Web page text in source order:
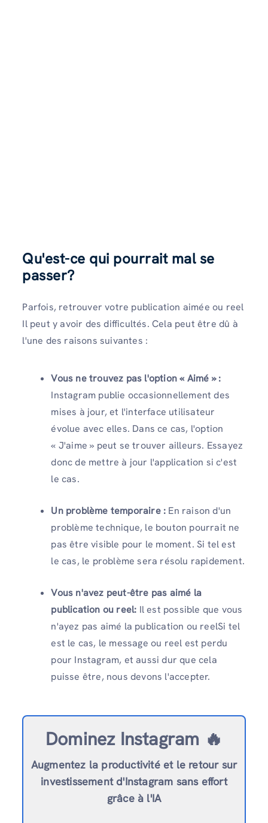
Qu'est-ce qui pourrait mal se
passer?
Parfois, retrouver votre publication aimée ou reel
Il peut y avoir des difficultés. Cela peut être dû à
l'une des raisons suivantes :
Vous ne trouvez pas l'option « Aimé » :
Instagram publie occasionnellement des
mises à jour, et l'interface utilisateur
évolue avec elles. Dans ce cas, l'option
« J'aime » peut se trouver ailleurs. Essayez
donc de mettre à jour l'application si c'est
le cas.
Un problème temporaire : En raison d'un
problème technique, le bouton pourrait ne
pas être visible pour le moment. Si tel est
le cas, le problème sera résolu rapidement.
Vous n'avez peut-être pas aimé la
publication ou reel: Il est possible que vous
n'ayez pas aimé la publication ou reelSi tel
est le cas, le message ou reel est perdu
pour Instagram, et aussi dur que cela
puisse être, nous devons l'accepter.
Dominez Instagram 🔥
Augmentez la productivité et le retour sur
investissement d'Instagram sans effort
grâce à l'IA